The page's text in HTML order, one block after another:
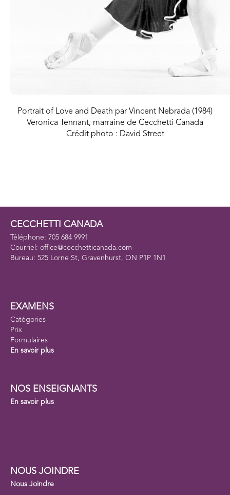
Portrait of Love and Death par Vincent Nebrada (1984)
Veronica Tennant, marraine de Cecchetti Canada
Crédit photo : David Street
CECCHETTI CANADA
Téléphone: 705 684 9991
Courriel: office@cecchetticanada.com
Bureau: 525 Lorne St, Gravenhurst, ON P1P 1N1
EXAMENS
Catégories
Prix
Formulaires
En savoir plus
NOS ENSEIGNANTS
En savoir plus
NOUS JOINDRE
Nous Joindre